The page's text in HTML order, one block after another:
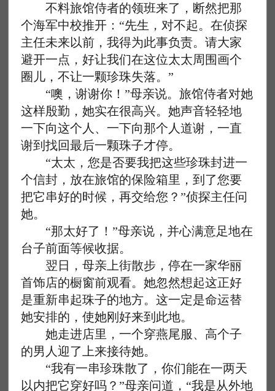
不料旅馆侍者的领班来了，断然把那
个海军中校推开：“先生，对不起。在侦探
主任未来以前，我得为此事负责。请大家
避开一点，好让我们在这位太太周围画个
圈儿，不让一颗珍珠失落。”
“噢，谢谢你！”母亲说。旅馆侍者对她
这样殷勤，她实在很高兴。她声音轻轻地
一下向这个人、一下向那个人道谢，一直
谢到找回最后一颗珠子才停。
“太太，您是否要我把这些珍珠封进一
个信封，放在旅馆的保险箱里，到了您要
把它串好的时候，再交给您？”侦探主任问
她。
“那太好了！”母亲说，并心满意足地在
台子前面等候收据。
翌日，母亲上街散步，停在一家华丽
首饰店的橱窗前观看。她忽然想起这正好
是重新串起珠子的地方。这一定是命运替
她安排的，使她刚好来到此地。
她走进店里，一个穿燕尾服、高个子
的男人迎了上来接待她。
“我有一串珍珠散了，你们能在一两天
以内把它穿好吗？”母亲问道，“我是从外地